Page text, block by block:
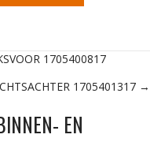
1705400817
1705401317 →
EN